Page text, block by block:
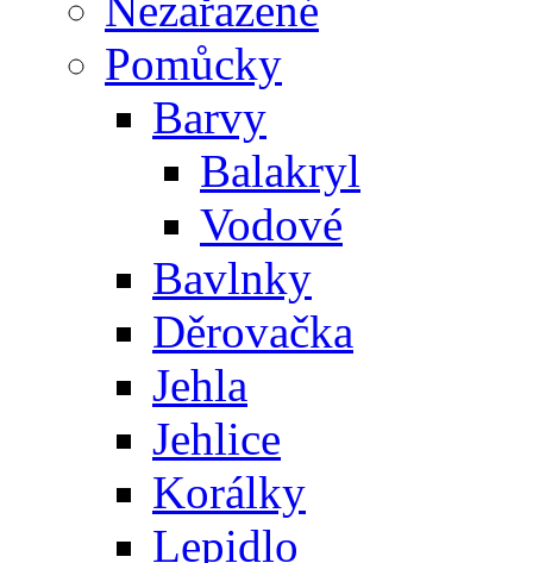
Pomůcky
Barvy
Balakryl
Vodové
Bavlnky
Děrovačka
Jehla
Jehlice
Korálky
Lepidlo